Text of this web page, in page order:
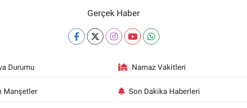
Gerçek Haber
Durumu Namaz Vakitleri
Manşetler Son Dakika Haberleri